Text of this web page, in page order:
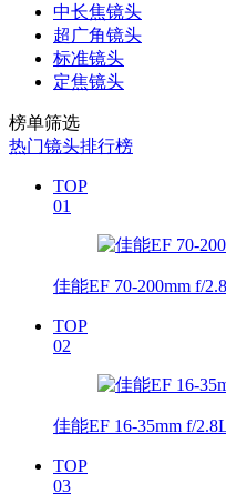
中长焦镜头
超广角镜头
标准镜头
定焦镜头
榜单筛选
热门镜头排行榜
TOP
01
佳能EF 70-200mm f/
TOP
02
佳能EF 16-35mm f/
TOP
03